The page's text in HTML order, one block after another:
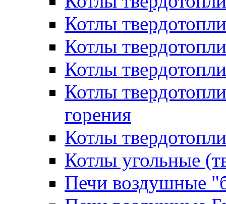
Котлы
Котлы
Котлы
Котлы
горения
Котлы
Котлы угольные
Печи воздушные